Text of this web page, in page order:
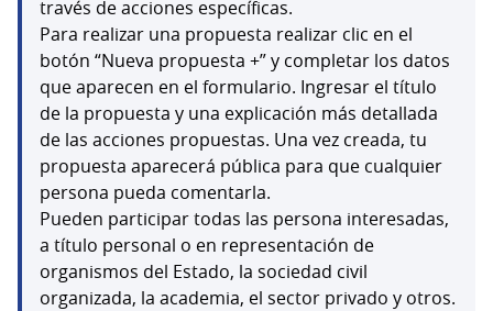
través de acciones específicas.
Para realizar una propuesta realizar clic en el
botón “Nueva propuesta +” y completar los datos
que aparecen en el formulario. Ingresar el título
de la propuesta y una explicación más detallada
de las acciones propuestas. Una vez creada, tu
propuesta aparecerá pública para que cualquier
persona pueda comentarla.
Pueden participar todas las persona interesadas,
a título personal o en representación de
organismos del Estado, la sociedad civil
organizada, la academia, el sector privado y otros.